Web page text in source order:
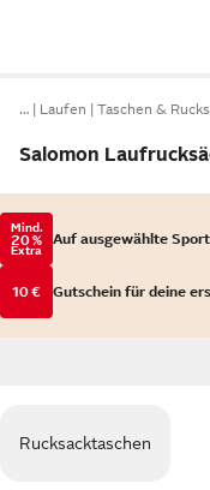
… Laufen Taschen &
Salomon
Mind.
20 %
Extra
Auf ausgewählte
10 € Gutschein für deine
Rucksacktaschen